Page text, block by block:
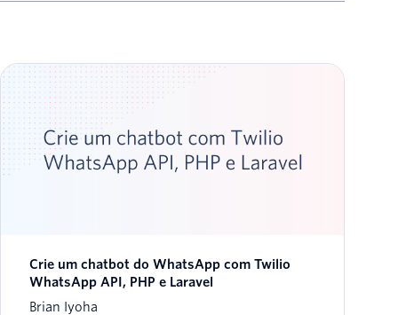
Crie um chatbot do WhatsApp com Twilio
WhatsApp API, PHP e Laravel
Brian Iyoha